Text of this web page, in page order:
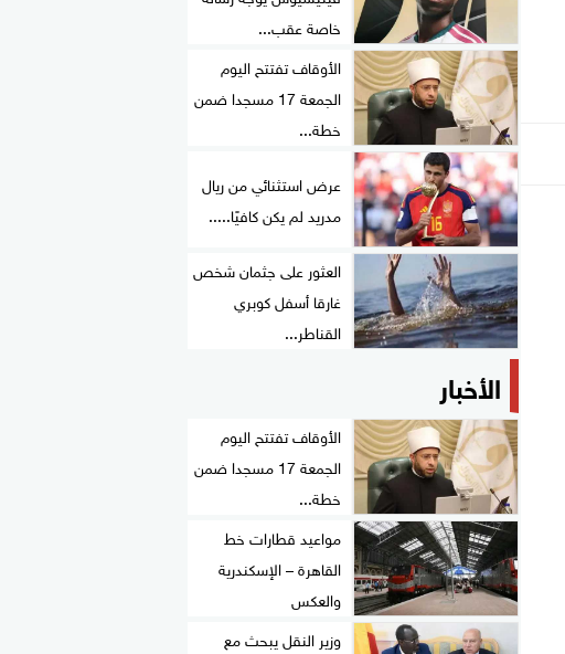
خاصة عقب...
الأوقاف تفتتح اليوم
الجمعة 17 مسجدا ضمن
خطة...
عرض استثنائي من ريال
مدريد لم يكن كافيًا.....
العثور على جثمان شخص
غارقا أسفل كوبري
القناطر...
الأخبار
الأوقاف تفتتح اليوم
الجمعة 17 مسجدا ضمن
خطة...
مواعيد قطارات خط
القاهرة – الإسكندرية
والعكس
وزير النقل يبحث مع